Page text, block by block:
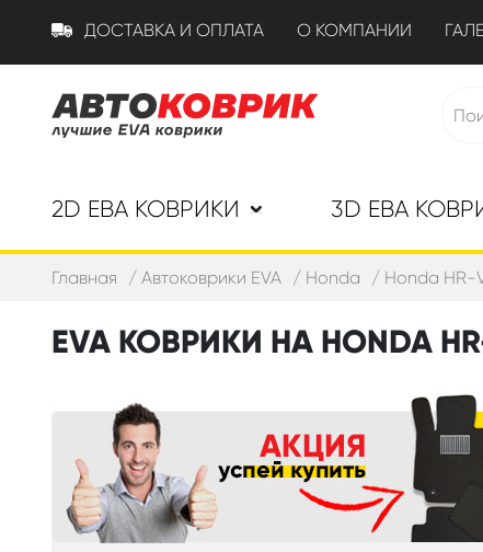
ДОСТАВКА И ОПЛАТА О КОМПАНИИ
2D ЕВА КОВРИКИ 3D ЕВА
Главная Автоковрики EVA Honda Honda HR-
EVA КОВРИКИ НА HONDA